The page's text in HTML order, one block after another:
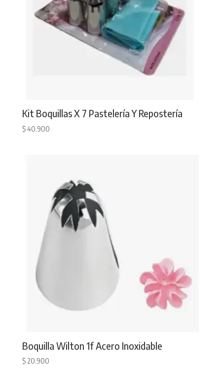
Kit Boquillas X 7 Pastelería Y Repostería
$40.900
Boquilla Wilton 1f Acero Inoxidable
$20.900